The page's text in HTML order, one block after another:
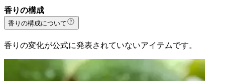
香りの構成
香りの構成について
香りの変化が公式に発表されていないアイテムです。